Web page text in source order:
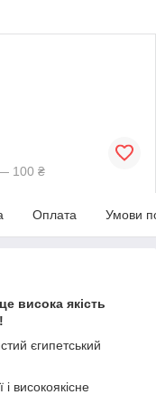
— 100 ₴
Оплата Умови
висока якість
єгипетський
високоякісне